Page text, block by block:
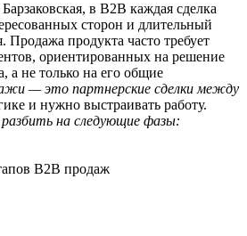
в B2B каждая сделка
сторон и длительный
продукта часто требует
ориентированных на решение
а не только на его общие
— это партнерские сделки между
и нужно выстраивать работу.
на следующие фазы:
B2B продаж